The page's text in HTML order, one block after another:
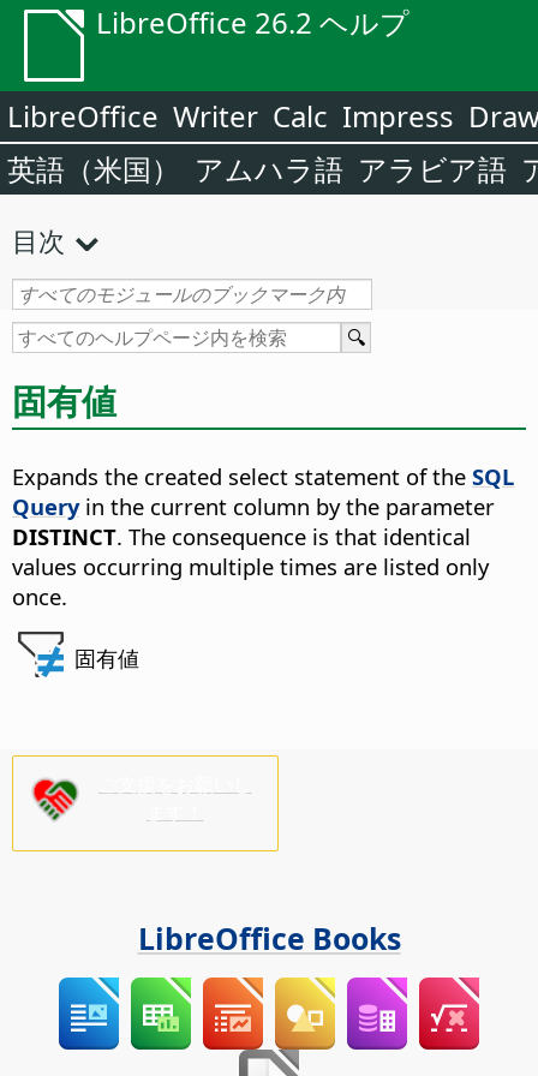
LibreOffice 26.2 ヘルプ
LibreOffice Writer Calc Impress
英語（米国）
アムハラ語 アラビア語
目次
固有値
Expands the created select statement of the SQL
Queryin the current column by the parameter
DISTINCT. The consequence is that identical
values occurring multiple times are listed only
once.
固有値
LibreOffice Books